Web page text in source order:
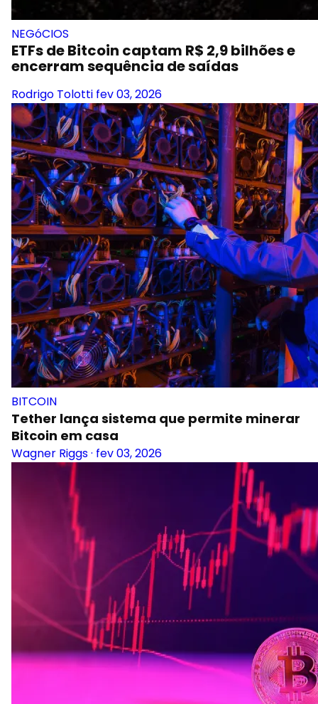
NEGóCIOS
ETFs de Bitcoin captam R$ 2,9 bilhões e
encerram sequência de saídas
Rodrigo Tolotti fev 03, 2026
BITCOIN
Tether lança sistema que permite minerar
Bitcoin em casa
Wagner Riggs· fev 03, 2026